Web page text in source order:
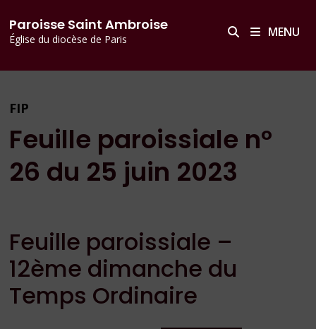
principal
au
contenu
Paroisse Saint Ambroise
Église du diocèse de Paris MENU
FIP
Feuille paroissiale n°
26 du 25 juin 2023
Feuille paroissiale –
12ème dimanche du
Temps Ordinaire